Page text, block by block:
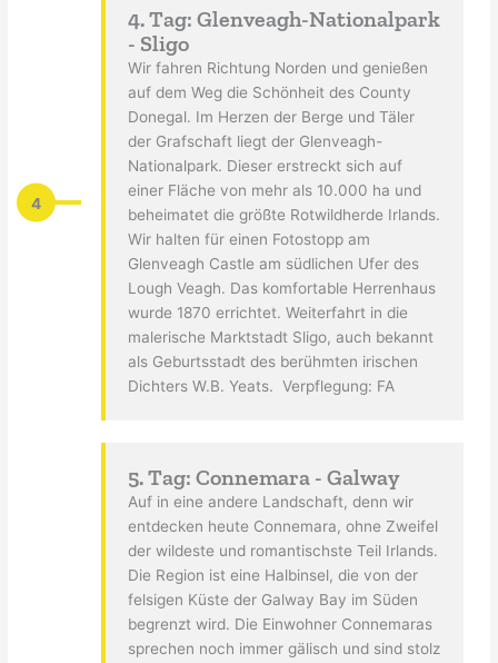
4
4. Tag: Glenveagh-Nationalpark
- Sligo
Wir fahren Richtung Norden und genießen
auf dem Weg die Schönheit des County
Donegal. Im Herzen der Berge und Täler
der Grafschaft liegt der Glenveagh-
Nationalpark. Dieser erstreckt sich auf
einer Fläche von mehr als 10.000 ha und
beheimatet die größte Rotwildherde Irlands.
Wir halten für einen Fotostopp am
Glenveagh Castle am südlichen Ufer des
Lough Veagh. Das komfortable Herrenhaus
wurde 1870 errichtet. Weiterfahrt in die
malerische Marktstadt Sligo, auch bekannt
als Geburtsstadt des berühmten irischen
Dichters W.B. Yeats. Verpflegung: FA
5. Tag: Connemara - Galway
Auf in eine andere Landschaft, denn wir
entdecken heute Connemara, ohne Zweifel
der wildeste und romantischste Teil Irlands.
Die Region ist eine Halbinsel, die von der
felsigen Küste der Galway Bay im Süden
begrenzt wird. Die Einwohner Connemaras
sprechen noch immer gälisch und sind stolz